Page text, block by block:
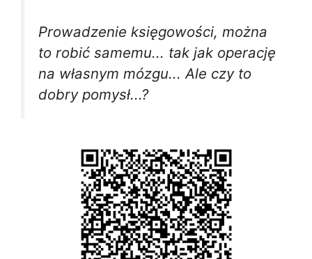
Prowadzenie księgowości, można
to robić samemu... tak jak operację
na własnym mózgu... Ale czy to
dobry pomysł...?